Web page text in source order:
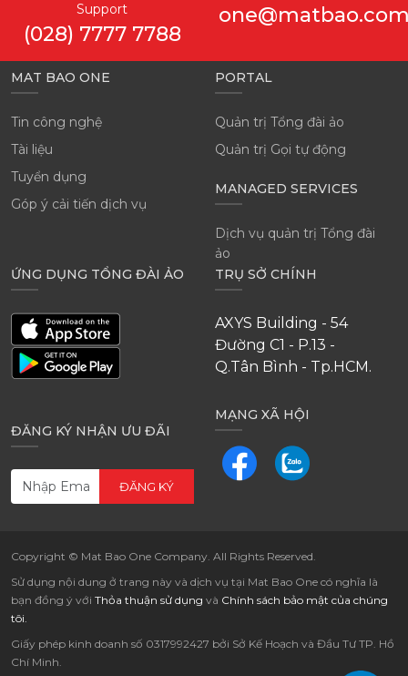
Support
(028) 7777 7788
MAT BAO ONE
Tin công nghệ
Tài liệu
Tuyển dụng
Góp ý cải tiến dịch vụ
PORTAL
Quản trị Tổng đài ảo
Quản trị Gọi tự động
MANAGED SERVICES
Dịch vụ quản trị Tổng đài
ảo
ỨNG DỤNG TỔNG ĐÀI ẢO
ĐĂNG KÝ NHẬN ƯU ĐÃI
ĐĂNG KÝ
TRỤ SỞ CHÍNH
AXYS Building - 54
Đường C1 - P.13 -
Q.Tân Bình - Tp.HCM.
MẠNG XÃ HỘI
Copyright © Mat Bao One Company. All Rights Reserved.
Sử dụng nội dung ở trang này và dịch vụ tại Mat Bao One có nghĩa là
bạn đồng ý với Thỏa thuận sử dụng và Chính sách bảo mật của chúng
tôi.
Giấy phép kinh doanh số 0317992427 bởi Sở Kế Hoạch và Đầu Tư TP. Hồ
Chí Minh.